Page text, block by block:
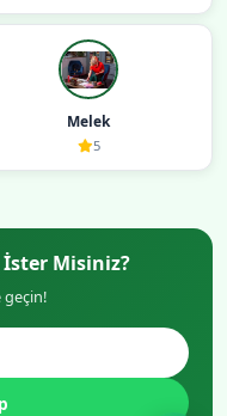
Melek
5
Misiniz?
geçin!